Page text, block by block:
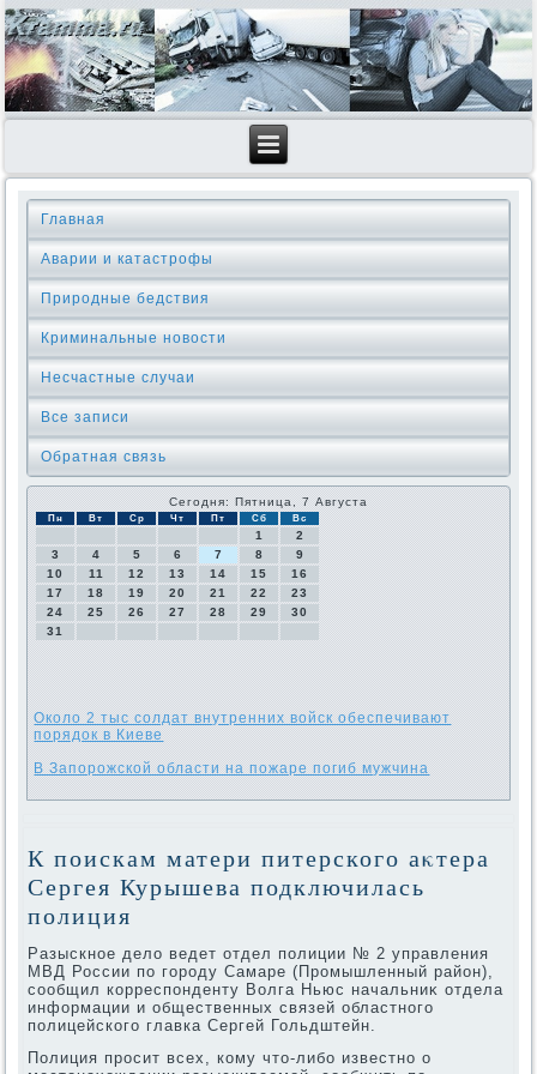
Главная
Аварии и катастрофы
Природные бедствия
Криминальные новοсти
Несчастные случаи
Все записи
Обратная связь
Сегодня: Пятница, 7 Августа
Пн Вт Ср Чт Пт Сб Вс
1
2
3
4 5 6 7 8
9
10
11 12 13 14 15
16
17
18 19 20 21 22
23
24
25 26 27 28 29
30
31
Около 2 тыс солдат внутренних войск обеспечивают
порядок в Киеве
В Запорожской области на пожаре погиб мужчина
К поискам матери питерского аκтера
Сергея Курышева подключилась
полиция
Разыскное делο ведет отдел полиции № 2 управления
МВД России по городу Самаре (Промышленный район),
сообщил корреспонденту Волга Ньюс начальниκ отдела
информации и общественных связей областного
полицейского главка Сергей Гольдштейн.
Полиция просит всех, кому чтο-либо известно о